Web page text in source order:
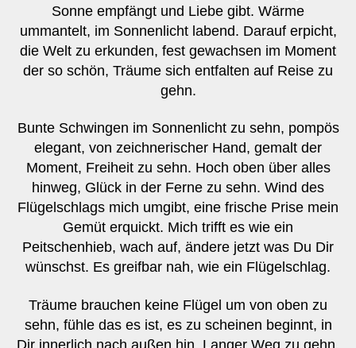
Sonne empfängt und Liebe gibt. Wärme
ummantelt, im Sonnenlicht labend. Darauf erpicht,
die Welt zu erkunden, fest gewachsen im Moment
der so schön, Träume sich entfalten auf Reise zu
gehn.
Bunte Schwingen im Sonnenlicht zu sehn, pompös
elegant, von zeichnerischer Hand, gemalt der
Moment, Freiheit zu sehn. Hoch oben über alles
hinweg, Glück in der Ferne zu sehn. Wind des
Flügelschlags mich umgibt, eine frische Prise mein
Gemüt erquickt. Mich trifft es wie ein
Peitschenhieb, wach auf, ändere jetzt was Du Dir
wünschst. Es greifbar nah, wie ein Flügelschlag.
Träume brauchen keine Flügel um von oben zu
sehn, fühle das es ist, es zu scheinen beginnt, in
Dir innerlich nach außen hin. Langer Weg zu gehn,